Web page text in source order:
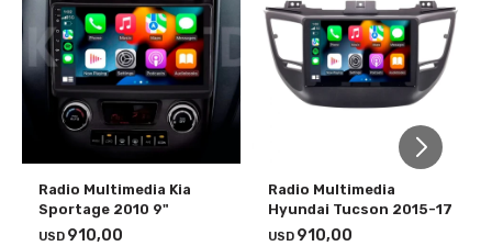
Radio Multimedia Kia
Sportage 2010 9"
USD 910,00
Radio Multimedia
Hyundai Tucson 2015-17
USD 910,00